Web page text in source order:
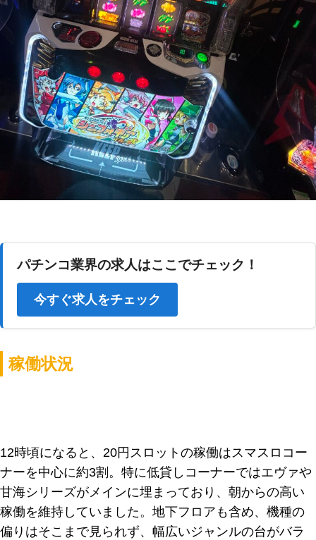
パチンコ業界の求人はここでチェック！
今すぐ求人をチェック
稼働状況
12時頃になると、20円スロットの稼働はスマスロコー
ナーを中心に約3割。特に低貸しコーナーではエヴァや
甘海シリーズがメインに埋まっており、朝からの高い
稼働を維持していました。地下フロアも含め、機種の
偏りはそこまで見られず、幅広いジャンルの台がバラ